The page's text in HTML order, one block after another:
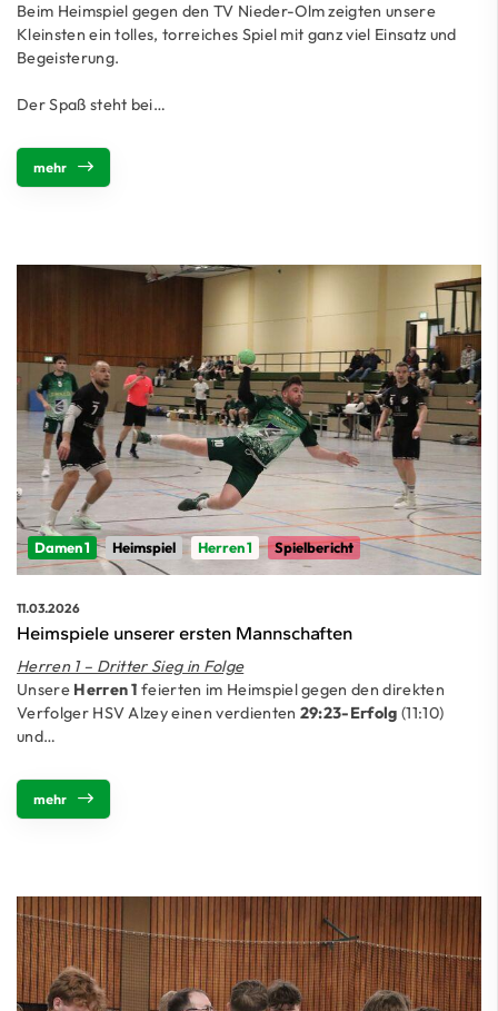
Beim Heimspiel gegen den TV Nieder-Olm zeigten unsere
Kleinsten ein tolles, torreiches Spiel mit ganz viel Einsatz und
Begeisterung.
Der Spaß steht bei…
mehr
Damen 1 Heimspiel Herren 1 Spielbericht
11.03.2026
Heimspiele unserer ersten Mannschaften
Herren 1 – Dritter Sieg in Folge
Unsere Herren 1 feierten im Heimspiel gegen den direkten
Verfolger HSV Alzey einen verdienten 29:23-Erfolg (11:10)
und…
mehr